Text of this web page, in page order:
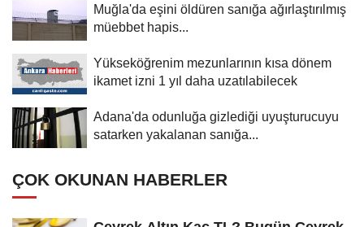
Muğla'da eşini öldüren sanığa ağırlaştırılmış
müebbet hapis...
Yükseköğrenim mezunlarının kısa dönem
ikamet izni 1 yıl daha uzatılabilecek
Adana'da odunluğa gizlediği uyuşturucuyu
satarken yakalanan sanığa...
ÇOK OKUNAN HABERLER